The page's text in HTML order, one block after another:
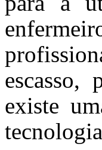
escasso,
existe